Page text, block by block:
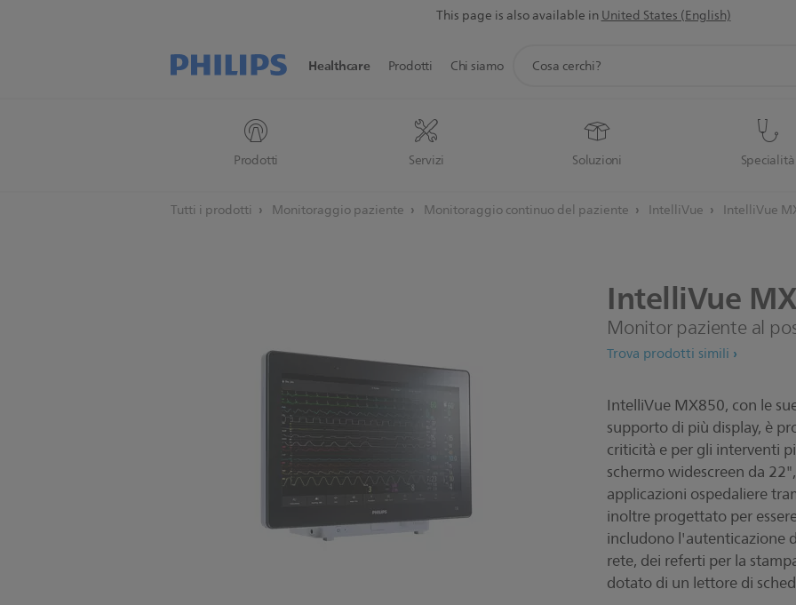
This page is also available inUnited States (English)
Healthcare
Prodotti Servizi Soluzioni Specialità
Prodotti Chi siamo
supporto
Tutti i prodotti Monitoraggio paziente Monitoraggio continuo del paziente IntelliVue IntelliVue
IntelliVue
Monitor paziente al
Trova prodotti simili
IntelliVue MX850, con le
supporto di più display, è
criticità e per gli interventi
schermo widescreen da
applicazioni ospedaliere
inoltre progettato per
includono l'autenticazione
rete, dei referti per la
dotato di un lettore di